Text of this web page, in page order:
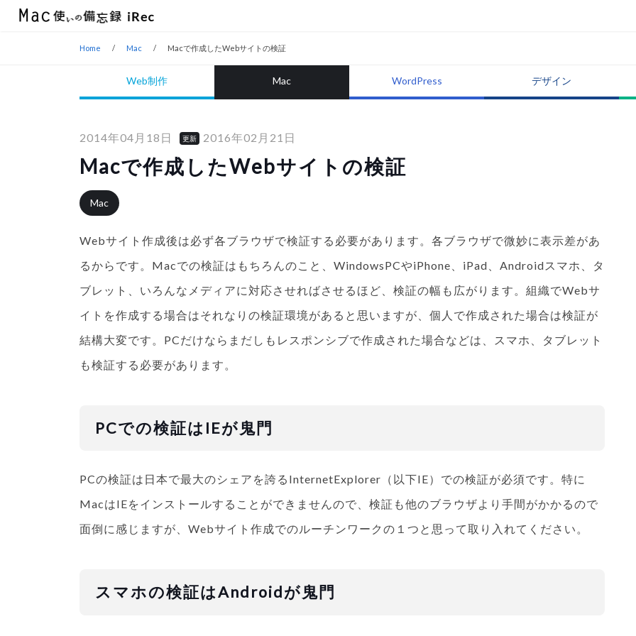
Home Mac Macで作成したWebサイトの検証
Web制作 Mac WordPress デザイン
2014年04月18日 更新 2016年02月21日
Macで作成したWebサイトの検証
Mac
Webサイト作成後は必ず各ブラウザで検証する必要があります。各ブラウザで微妙に表示差があ
るからです。Macでの検証はもちろんのこと、WindowsPCやiPhone、iPad、Androidスマホ、タ
ブレット、いろんなメディアに対応させればさせるほど、検証の幅も広がります。組織でWebサ
イトを作成する場合はそれなりの検証環境があると思いますが、個人で作成された場合は検証が
結構大変です。PCだけならまだしもレスポンシブで作成された場合などは、スマホ、タブレット
も検証する必要があります。
PCでの検証はIEが鬼門
PCの検証は日本で最大のシェアを誇るInternetExplorer（以下IE）での検証が必須です。特に
MacはIEをインストールすることができませんので、検証も他のブラウザより手間がかかるので
面倒に感じますが、Webサイト作成でのルーチンワークの１つと思って取り入れてください。
スマホの検証はAndroidが鬼門